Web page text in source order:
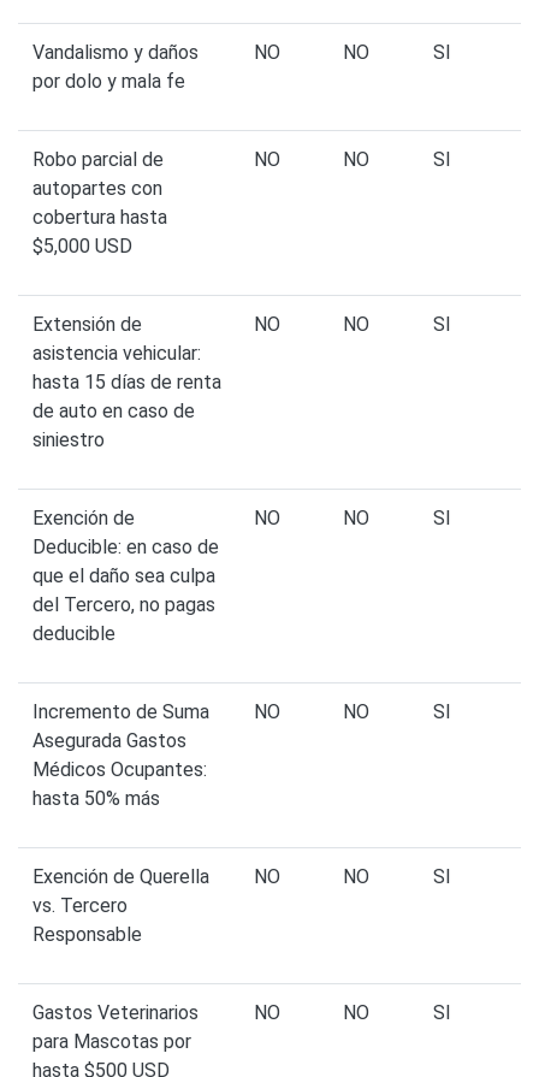
Vandalismo y daños
por dolo y mala fe
NO NO SI
Robo parcial de
autopartes con
cobertura hasta
$5,000 USD
NO NO SI
Extensión de
asistencia vehicular:
hasta 15 días de renta
de auto en caso de
siniestro
NO NO SI
Exención de
Deducible: en caso de
que el daño sea culpa
del Tercero, no pagas
deducible
NO NO SI
Incremento de Suma
Asegurada Gastos
Médicos Ocupantes:
hasta 50% más
NO NO SI
Exención de Querella
vs. Tercero
Responsable
NO NO SI
Gastos Veterinarios
para Mascotas por
hasta $500 USD
NO NO SI